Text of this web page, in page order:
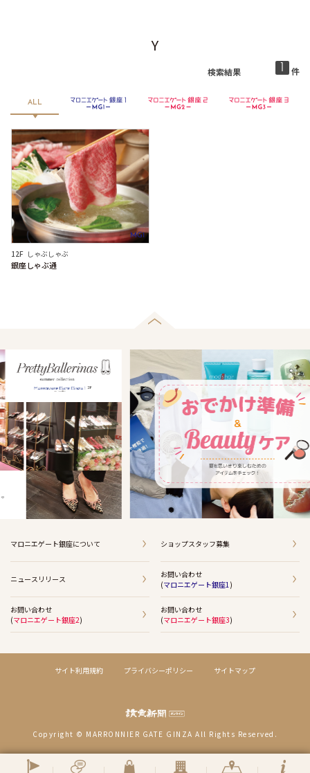
Y
検索結果 1 件
ALL
マロニエゲート銀座３
MG1
12F しゃぶしゃぶ
銀座しゃぶ通
マロニエゲート銀座について ショップスタッフ募集
ニュースリリース
お問い合わせ
(マロニエゲート銀座1 )
お問い合わせ
(マロニエゲート銀座2)
お問い合わせ
(マロニエゲート銀座3)
サイト利用規約 プライバシーポリシー サイトマップ
Copyright © MARRONNIER GATE GINZA All Rights Reserved.